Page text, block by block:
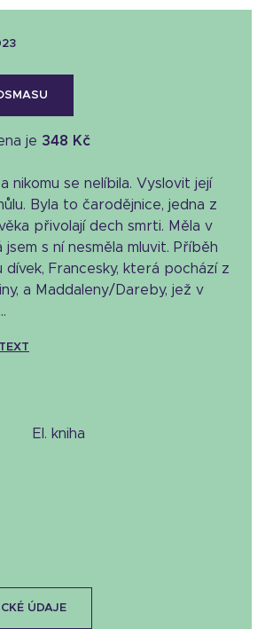
je 348 Kč
nikomu se nelíbila. Vyslovit její
Byla to čarodějnice, jedna z
přivolají dech smrti. Měla v
s ní nesměla mluvit. Příběh
Francesky, která pochází z
a Maddaleny/Dareby, jež v
el. kniha
ÚDAJE